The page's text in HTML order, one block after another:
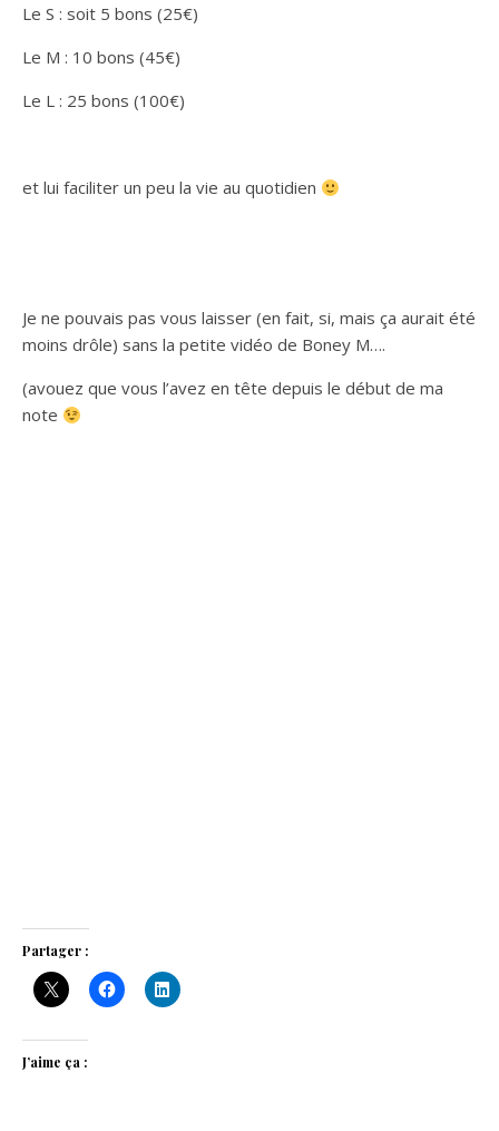
Le S : soit 5 bons (25€)
Le M : 10 bons (45€)
Le L : 25 bons (100€)
et lui faciliter un peu la vie au quotidien
Je ne pouvais pas vous laisser (en fait, si, mais ça aurait été
moins drôle) sans la petite vidéo de Boney M….
(avouez que vous l’avez en tête depuis le début de ma
note
Partager :
J’aime ça :